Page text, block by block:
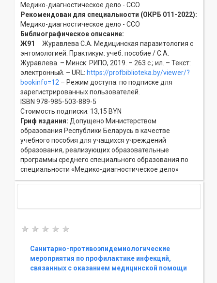
Медико-диагностическое дело - ССO
Рекомендован для специальности (ОКРБ 011-2022):
Медико-диагностическое дело - ССO
Библиографическое описание:
Ж91
Журавлева С.А. Медицинская паразитология с
энтомологией. Практикум: учеб. пособие / С.А.
Журавлева. – Минск: РИПО, 2019. – 263 с.; ил. – Текст:
электронный. – URL: https://profbiblioteka.by/viewer/?
bookinfo=12 – Режим доступа: по подписке для
зарегистрированных пользователей.
ISBN 978-985-503-889-5
Стоимость подписки: 13,15 BYN
Гриф издания: Допущено Министерством
образования Республики Беларусь в качестве
учебного пособия для учащихся учреждений
образования, реализующих образовательные
программы среднего специального образования по
специальности «Медико-диагностическое дело»
Санитарно-противоэпидемиологические
мероприятия по профилактике инфекций,
связанных с оказанием медицинской помощи